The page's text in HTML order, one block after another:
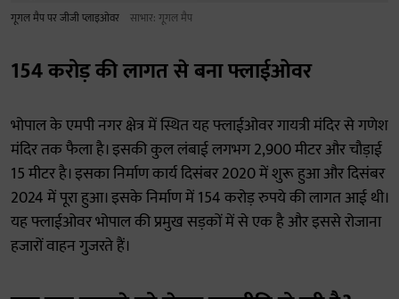
गूगल मैप पर जीजी प्लाइओवर साभार: गूगल मैप
154 करोड़ की लागत से बना फ्लाईओवर
भोपाल के एमपी नगर क्षेत्र में स्थित यह फ्लाईओवर गायत्री मंदिर से गणेश
मंदिर तक फैला है। इसकी कुल लंबाई लगभग 2,900 मीटर और चौड़ाई
15 मीटर है। इसका निर्माण कार्य दिसंबर 2020 में शुरू हुआ और दिसंबर
2024 में पूरा हुआ। इसके निर्माण में 154 करोड़ रुपये की लागत आई थी।
यह फ्लाईओवर भोपाल की प्रमुख सड़कों में से एक है और इससे रोजाना
हजारों वाहन गुजरते हैं।